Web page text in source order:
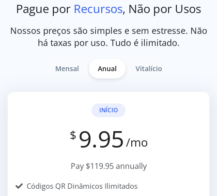
Pague por Recursos, Não por Usos
Nossos preços são simples e sem estresse. Não
há taxas por uso. Tudo é ilimitado.
Mensal Anual Vitalício
INÍCIO
$ 9.95/mo
Pay $119.95 annually
Códigos QR Dinâmicos Ilimitados